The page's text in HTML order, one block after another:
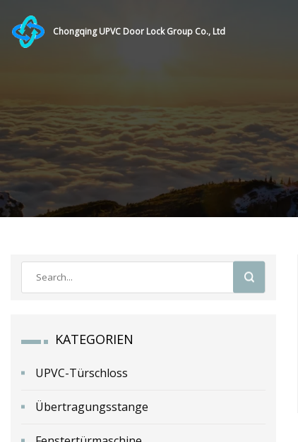
Chongqing UPVC Door Lock Group Co., Ltd
KATEGORIEN
UPVC-Türschloss
Übertragungsstange